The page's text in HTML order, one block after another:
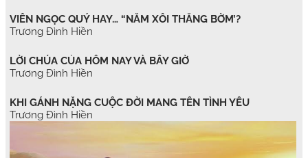
VIÊN NGỌC QUÝ HAY… “NẮM XÔI THẰNG BỜM’?
Trương Đình Hiền
LỜI CHÚA CỦA HÔM NAY VÀ BÂY GIỜ
Trương Đình Hiền
KHI GÁNH NẶNG CUỘC ĐỜI MANG TÊN TÌNH YÊU
Trương Đình Hiền